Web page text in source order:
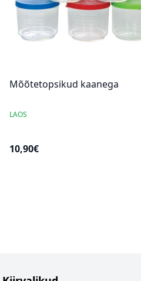
Mõõtetopsikud kaanega
LAOS
10,90€